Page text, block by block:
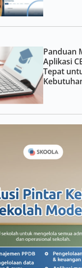
Panduan
Aplikasi
Tepat